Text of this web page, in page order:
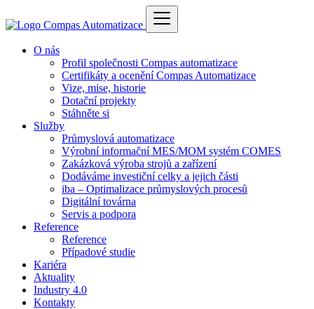
O nás
Profil společnosti Compas automatizace
Certifikáty a ocenění Compas Automatizace
Vize, mise, historie
Dotační projekty
Stáhněte si
Služby
Průmyslová automatizace
Výrobní informační MES/MOM systém COMES
Zakázková výroba strojů a zařízení
Dodáváme investiční celky a jejich části
iba – Optimalizace průmyslových procesů
Digitální továrna
Servis a podpora
Reference
Reference
Případové studie
Kariéra
Aktuality
Industry 4.0
Kontakty